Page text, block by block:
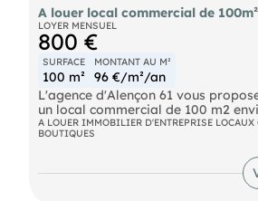
A louer local commercial de
LOYER MENSUEL
800 €
SURFACE
100 m²
MONTANT AU M²
96 €/m²/an
L'agence d'Alençon 61 vous propose à la location
un local commercial de 100 m2
comprenant un magasin avec
pièce, une arrière cuisine et des
disponible fin d'année 2026. Pour
renseignements, s'adresser à l'agence à
A LOUER IMMOBILIER D'ENTREPRISE LOCAUX
BOUTIQUES